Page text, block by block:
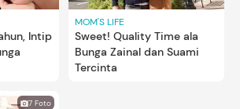
Intip
MOM'S LIFE
Sweet! Quality Time ala
Bunga Zainal dan Suami
Tercinta
7 Foto